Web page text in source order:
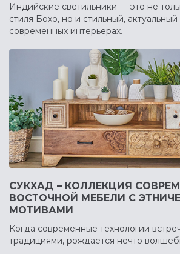
Индийские светильники — это не
стиля Бохо, но и стильный,
современных интерьерах.
СУКХАД – КОЛЛЕКЦИЯ
ВОСТОЧНОЙ МЕБЕЛИ С
МОТИВАМИ
Когда современные технологии
традициями, рождается нечто